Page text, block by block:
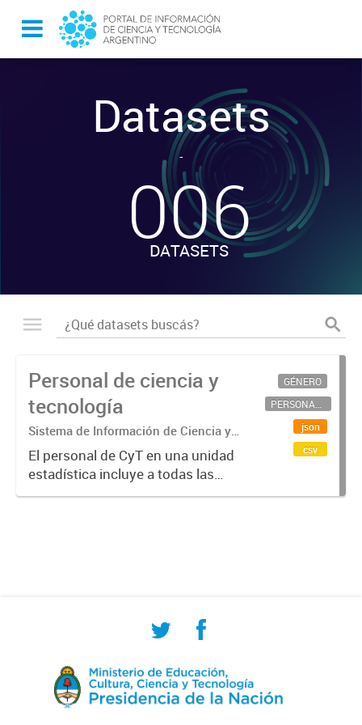
Datasets
-
006
DATASETS
Personal de ciencia y
tecnología
Sistema de Información de Ciencia y
Tecnología Argentino (SICYTAR)
El personal de CyT en una unidad
estadística incluye a todas las
personas involucradas
GÉNERO
PERSONAL CIENTÍFICO-TECNOLÓGICO
json
csv